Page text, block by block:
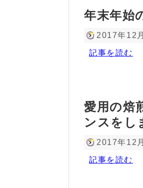
年末年始
2017年12
記事を読む
愛用の焙
ンスをし
2017年12
記事を読む